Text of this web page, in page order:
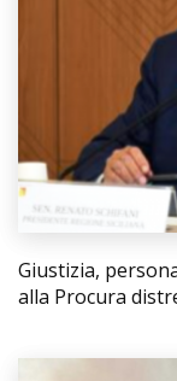
Giustizia,
alla Procura